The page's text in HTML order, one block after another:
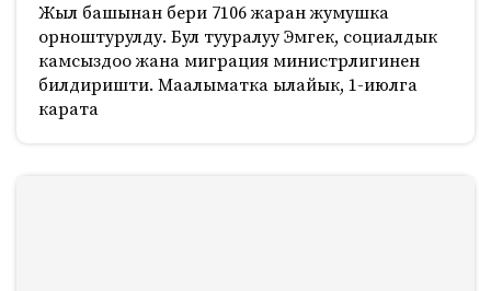
Жыл башынан бери 7106 жаран жумушка
орноштурулду. Бул тууралуу Эмгек, социалдык
камсыздоо жана миграция министрлигинен
билдиришти. Маалыматка ылайык, 1-июлга
карата